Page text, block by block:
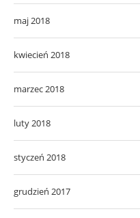
maj 2018
kwiecień 2018
marzec 2018
luty 2018
styczeń 2018
grudzień 2017